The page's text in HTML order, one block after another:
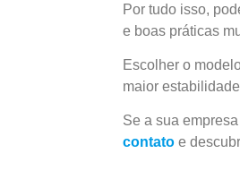
Por tudo isso,
e boas práticas
Escolher o
maior
Se a sua
contato e